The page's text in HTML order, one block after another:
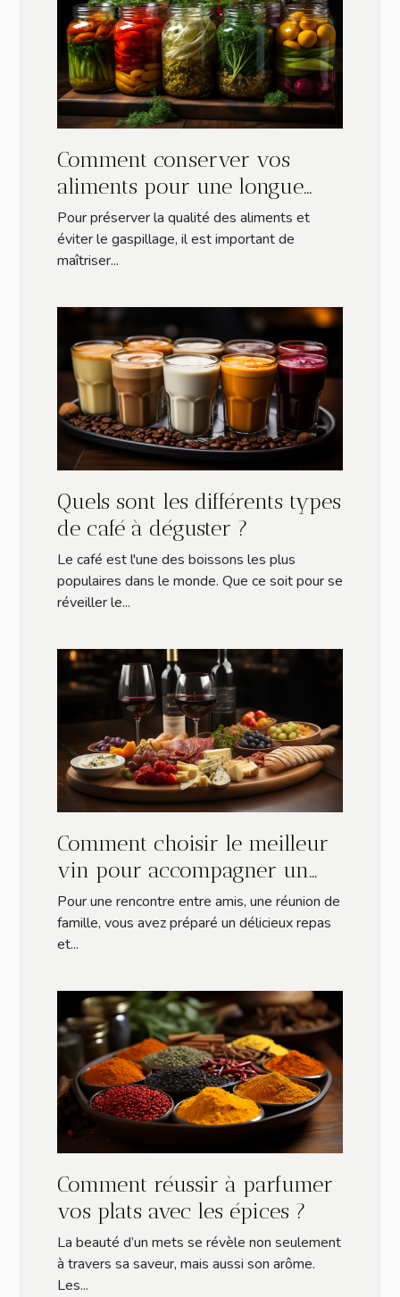
Comment conserver vos
aliments pour une longue
durée ?
Pour préserver la qualité des aliments et
éviter le gaspillage, il est important de
maîtriser...
Quels sont les différents types
de café à déguster ?
Le café est l'une des boissons les plus
populaires dans le monde. Que ce soit pour se
réveiller le...
Comment choisir le meilleur
vin pour accompagner un
repas ?
Pour une rencontre entre amis, une réunion de
famille, vous avez préparé un délicieux repas
et...
Comment réussir à parfumer
vos plats avec les épices ?
La beauté d’un mets se révèle non seulement
à travers sa saveur, mais aussi son arôme.
Les...